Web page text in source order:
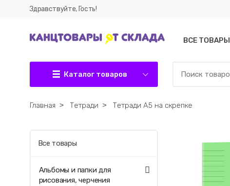
Здравствуйте, Гость!
Каталог товаров
ВСЕ ТОВАРЫ
Главная ˃ Тетради ˃ Тетради А5 на скрепке
Все товары
Альбомы и папки для
рисования, черчения